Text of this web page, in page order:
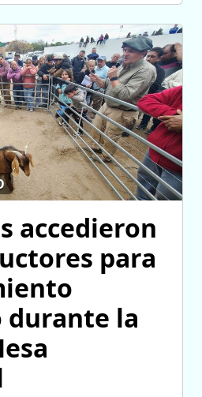
accedieron
para
durante la